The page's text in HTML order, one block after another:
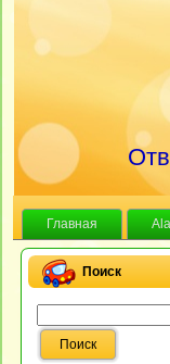
Главная
Поиск